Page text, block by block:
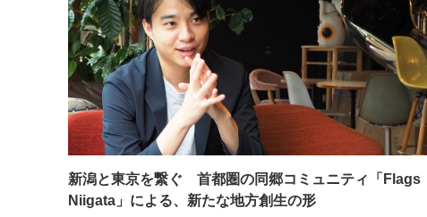
新潟と東京を繋ぐ 首都圏の同郷コミュニティ「Flags
Niigata」による、新たな地方創生の形